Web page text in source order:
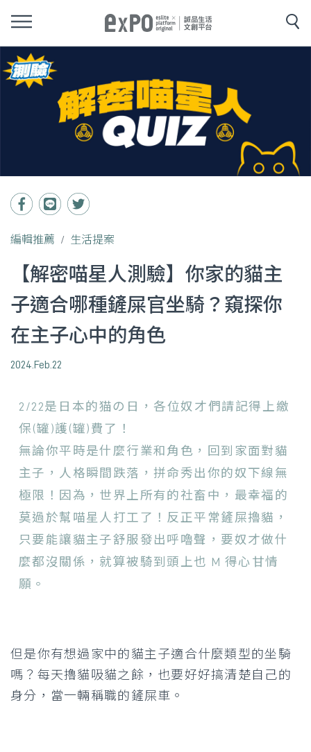
編輯推薦 生活提案
【解密喵星人測驗】你家的貓主
子適合哪種鏟屎官坐騎？窺探你
在主子心中的角色
2024.Feb.22
2/22是日本的猫の日，各位奴才們請記得上繳
保(罐 )護(罐)費了！
無論你平時是什麼行業和角色，回到家面對貓
主子，人格瞬間跌落，拼命秀出你的奴下線無
極限！因為，世界上所有的社畜中，最幸福的
莫過於幫喵星人打工了！反正平常鏟屎擼貓，
只要能讓貓主子舒服發出呼嚕聲，要奴才做什
麼都沒關係，就算被騎到頭上也 M 得心甘情
願。
但是你有想過家中的貓主子適合什麼類型的坐騎
嗎？每天擼貓吸貓之餘，也要好好搞清楚自己的
身分，當一輛稱職的鏟屎車。